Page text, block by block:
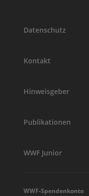
Datenschutz
Kontakt
Hinweisgeber
Publikationen
WWF Junior
WWF-Spendenkonto